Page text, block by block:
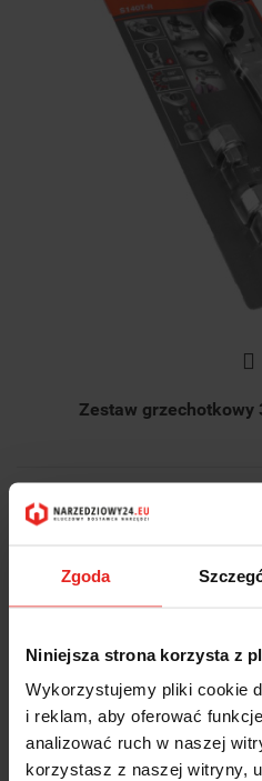
Zgoda
Niniejsza strona korzysta z
Wykorzystujemy pliki cookie
i reklam, aby oferować
analizować ruch w naszej
korzystasz z naszej witryny,
Zestaw grzechotkowy